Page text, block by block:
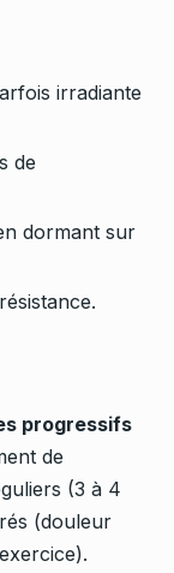
irradiante
de
dormant sur
progressifs
de
(3 à 4
(douleur